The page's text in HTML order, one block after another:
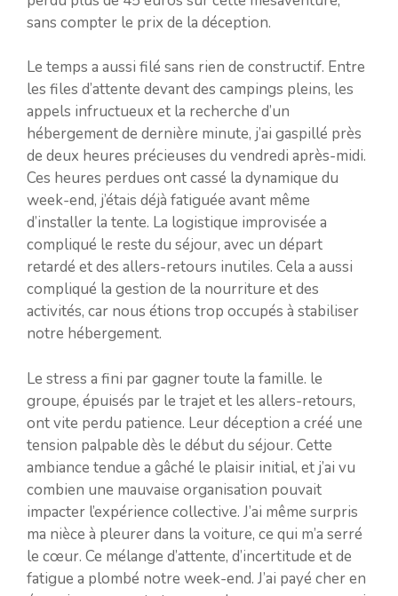
sans compter le prix de la déception.
Le temps a aussi filé sans rien de constructif. Entre
les files d’attente devant des campings pleins, les
appels infructueux et la recherche d’un
hébergement de dernière minute, j’ai gaspillé près
de deux heures précieuses du vendredi après-midi.
Ces heures perdues ont cassé la dynamique du
week-end, j’étais déjà fatiguée avant même
d’installer la tente. La logistique improvisée a
compliqué le reste du séjour, avec un départ
retardé et des allers-retours inutiles. Cela a aussi
compliqué la gestion de la nourriture et des
activités, car nous étions trop occupés à stabiliser
notre hébergement.
Le stress a fini par gagner toute la famille. le
groupe, épuisés par le trajet et les allers-retours,
ont vite perdu patience. Leur déception a créé une
tension palpable dès le début du séjour. Cette
ambiance tendue a gâché le plaisir initial, et j’ai vu
combien une mauvaise organisation pouvait
impacter l’expérience collective. J’ai même surpris
ma nièce à pleurer dans la voiture, ce qui m’a serré
le cœur. Ce mélange d’attente, d’incertitude et de
fatigue a plombé notre week-end. J’ai payé cher en